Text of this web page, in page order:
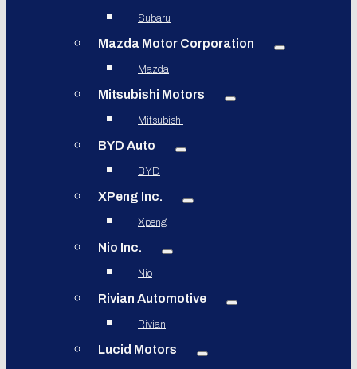
Subaru
Mazda Motor Corporation
Mazda
Mitsubishi Motors
Mitsubishi
BYD Auto
BYD
XPeng Inc.
Xpeng
Nio Inc.
Nio
Rivian Automotive
Rivian
Lucid Motors